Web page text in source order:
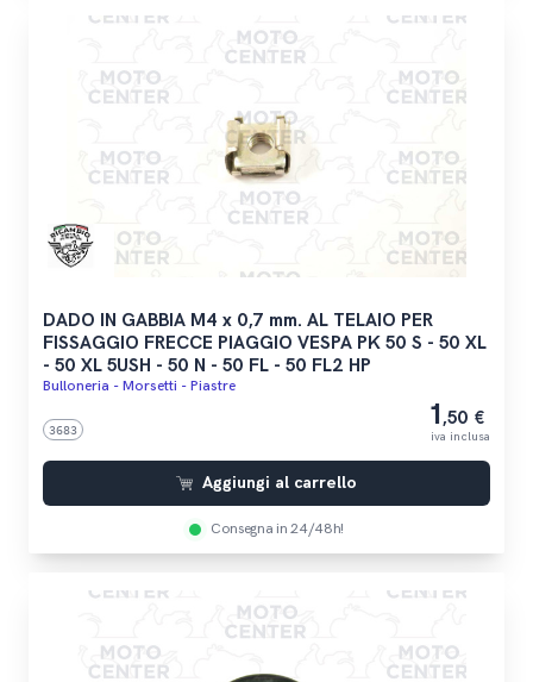
DADO IN GABBIA M4 x 0,7 mm. AL TELAIO PER
FISSAGGIO FRECCE PIAGGIO VESPA PK 50 S - 50 XL
- 50 XL 5USH - 50 N - 50 FL - 50 FL2 HP
Bulloneria - Morsetti - Piastre
3683 1,50 €
iva inclusa
Aggiungi al carrello
Consegna in 24/48h!